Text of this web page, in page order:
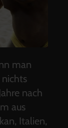
man
nach
aus
Italien,